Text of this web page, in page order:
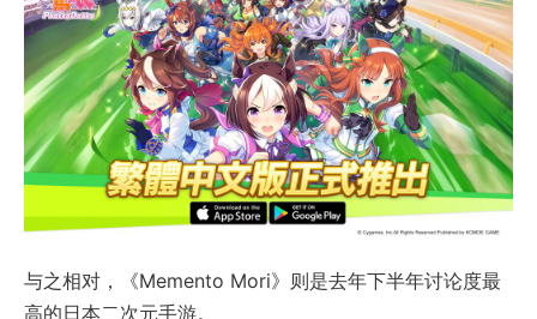
与之相对，《Memento Mori》则是去年下半年讨论度最
高的日本二次元手游。